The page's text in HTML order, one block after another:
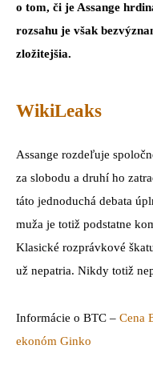
o tom, či je Assange
rozsahu je však
zložitejšia.
WikiLeaks
Assange rozdeľuje
za slobodu a druhí ho
táto jednoduchá debata
muža je totiž podstatne
Klasické rozprávkové
už nepatria. Nikdy totiž
Informácie o BTC – Cena
ekonóm Ginko